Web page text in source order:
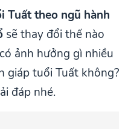
Tuất theo ngũ hành
sẽ thay đổi thế nào
ảnh hưởng gì nhiều
giáp tuổi Tuất không?
đáp nhé.